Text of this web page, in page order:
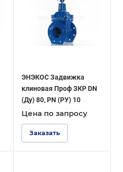
ЭНЭКОС Задвижка
клиновая Проф ЗКР DN
(Ду) 80, PN (РУ) 10
Цена по запросу
Заказать